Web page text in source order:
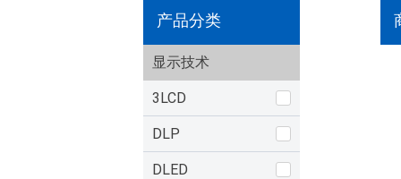
产品分类
显示技术
3LCD
DLP
DLED